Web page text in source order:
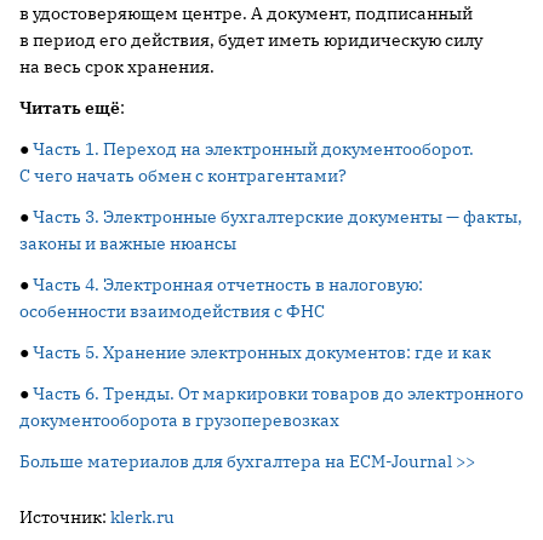
в удостоверяющем центре. А документ, подписанный
в период его действия, будет иметь юридическую силу
на весь срок хранения.
Читать ещё:
●Часть 1. Переход на электронный документооборот.
С чего начать обмен с контрагентами?
●Часть 3. Электронные бухгалтерские документы — факты,
законы и важные нюансы
●Часть 4. Электронная отчетность в налоговую:
особенности взаимодействия с ФНС
●Часть 5. Хранение электронных документов: где и как
●Часть 6. Тренды. От маркировки товаров до электронного
документооборота в грузоперевозках
Больше материалов для бухгалтера на ECM-Journal >>
Источник: klerk.ru